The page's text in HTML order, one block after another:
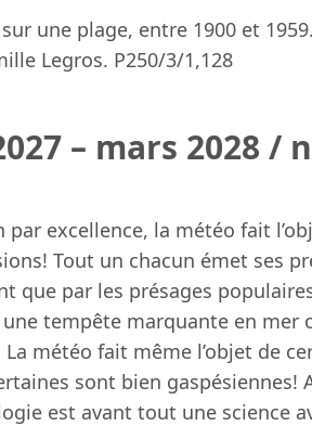
une plage, entre 1900 et
Legros. P250/3/1,128
– mars 2028 /
excellence, la météo fait
Tout un chacun émet ses
que par les présages
tempête marquante en mer
La météo fait même l’objet de
sont bien gaspésiennes!
est avant tout une science